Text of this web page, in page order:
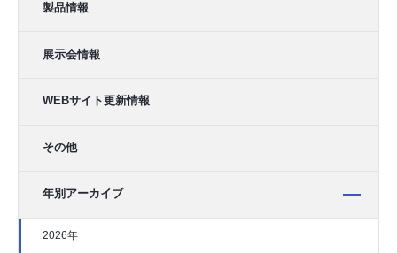
製品情報
展示会情報
WEBサイト更新情報
その他
年別アーカイブ
2026年